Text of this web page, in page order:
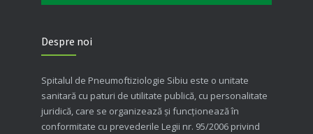
Despre noi
Spitalul de Pneumoftiziologie Sibiu este o unitate
sanitară cu paturi de utilitate publică, cu personalitate
juridică, care se organizează şi funcţionează în
conformitate cu prevederile Legii nr. 95/2006 privind